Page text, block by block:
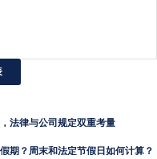
法律与公司规定双重考量
期？周末和法定节假日如何计算？